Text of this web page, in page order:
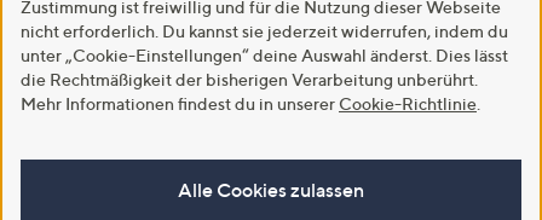
Zustimmung ist freiwillig und für die Nutzung dieser Webseite
nicht erforderlich. Du kannst sie jederzeit widerrufen, indem du
unter „Cookie-Einstellungen“ deine Auswahl änderst. Dies lässt
die Rechtmäßigkeit der bisherigen Verarbeitung unberührt.
Mehr Informationen findest du in unserer Cookie-Richtlinie
Alle Cookies zulassen